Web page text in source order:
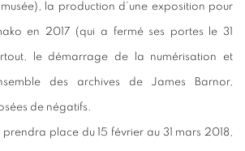
la production d’une exposition pour
en 2017 (qui a fermé ses portes le 31
le démarrage de la numérisation et
des archives de James Barnor,
de négatifs.
prendra place du 15 février au 31 mars 2018,